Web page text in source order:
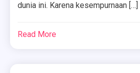
dunia ini. Karena kesempurnaan […]
Read More